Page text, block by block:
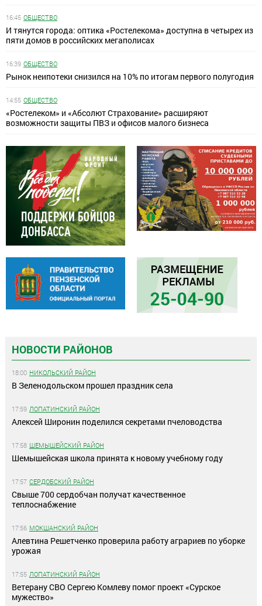
16:45 ОБЩЕСТВО
И тянутся города: оптика «Ростелекома» доступна в четырех из
пяти домов в российских мегаполисах
16:39 ОБЩЕСТВО
Рынок неипотеки снизился на 10% по итогам первого полугодия
14:55 ОБЩЕСТВО
«Ростелеком» и «Абсолют Страхование» расширяют
возможности защиты ПВЗ и офисов малого бизнеса
НОВОСТИ РАЙОНОВ
18:00 НИКОЛЬСКИЙ РАЙОН
В Зеленодольском прошел праздник села
17:59 ЛОПАТИНСКИЙ РАЙОН
Алексей Широнин поделился секретами пчеловодства
17:58 ШЕМЫШЕЙСКИЙ РАЙОН
Шемышейская школа принята к новому учебному году
17:57 СЕРДОБСКИЙ РАЙОН
Свыше 700 сердобчан получат качественное
теплоснабжение
17:56 МОКШАНСКИЙ РАЙОН
Алевтина Решетченко проверила работу аграриев по уборке
урожая
17:55 ЛОПАТИНСКИЙ РАЙОН
Ветерану СВО Сергею Комлеву помог проект «Сурское
мужество»